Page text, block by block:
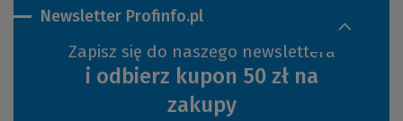
Newsletter Profinfo.pl
Zapisz się do naszego newslettera
i odbierz kupon 50 zł na
zakupy